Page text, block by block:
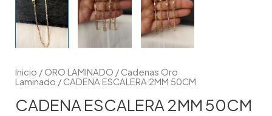
Inicio / ORO LAMINADO / Cadenas Oro
Laminado / CADENA ESCALERA 2MM 50CM
CADENA ESCALERA 2MM 50CM